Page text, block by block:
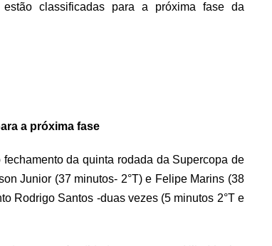
classificadas para a próxima fase da
a próxima fase
da quinta rodada da Supercopa de
Junior (37 minutos- 2°T) e Felipe Marins (38
Rodrigo Santos -duas vezes (5 minutos 2°T e